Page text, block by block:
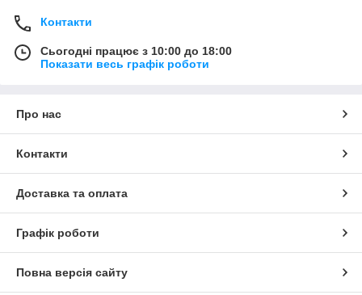
Контакти
Сьогодні працює з 10:00 до 18:00
Показати весь графік роботи
Про нас
Контакти
Доставка та оплата
Графік роботи
Повна версія сайту